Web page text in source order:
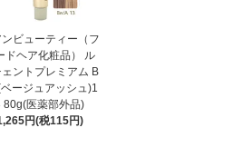
ンビューティー（フ
ドヘア化粧品） ル
ェントプレミアム B
ージュアッシュ)1
80g(医薬部外品)
円(税115円)